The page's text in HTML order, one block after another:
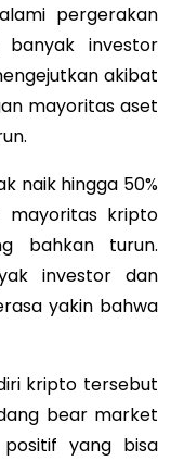
pergerakan
investor
akibat
mayoritas aset
naik hingga 50%
kripto
bahkan turun.
investor dan
yakin bahwa
kripto tersebut
bear market
yang bisa